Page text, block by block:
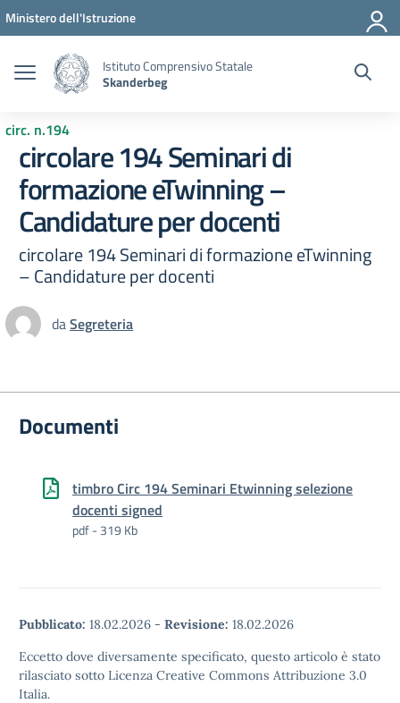
Vai ai contenuti
Vai al menu di navigazione
Vai al footer
Ministero dell'Istruzione
Istituto Comprensivo Statale
Skanderbeg
circ. n.194
circolare 194 Seminari di
formazione eTwinning –
Candidature per docenti
circolare 194 Seminari di formazione eTwinning
– Candidature per docenti
daSegreteria
Documenti
timbro Circ 194 Seminari Etwinning selezione
docenti signed
pdf - 319 Kb
Pubblicato: 18.02.2026 - Revisione: 18.02.2026
Eccetto dove diversamente specificato, questo articolo è stato
rilasciato sotto Licenza Creative Commons Attribuzione 3.0
Italia.